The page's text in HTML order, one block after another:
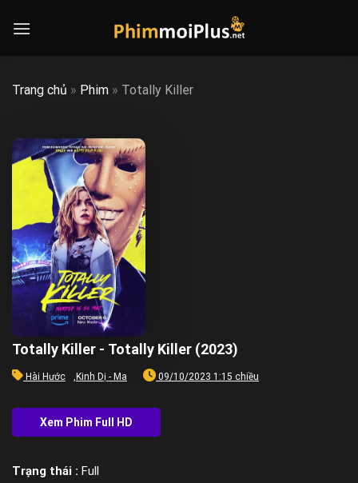
Trang chủ » Phim » Totally Killer
Totally Killer - Totally Killer (2023)
Hài Hước ,Kinh Dị - Ma 09/10/2023 1:15 chiều
Trạng thái : Full